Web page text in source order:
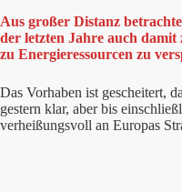
Aus großer Distanz
der letzten Jahre auch
zu Energieressourcen zu
Das Vorhaben ist gescheitert,
gestern klar, aber bis
verheißungsvoll an Europas